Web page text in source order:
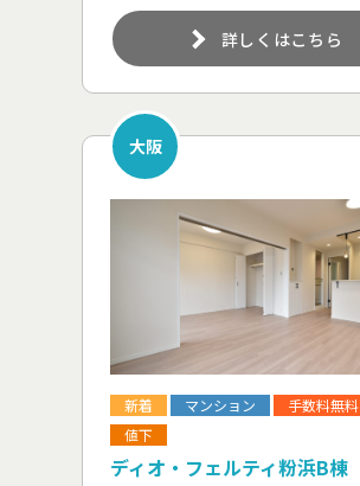
詳しくはこちら
大阪
新着 マンション
手数料無料
値下
ディオ・フェルティ粉浜B棟